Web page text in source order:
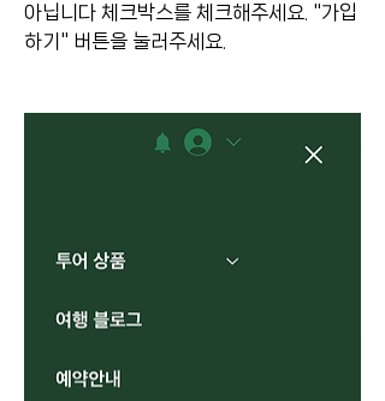
아닙니다 체크박스를 체크해주세요. "가입
하기" 버튼을 눌러주세요.